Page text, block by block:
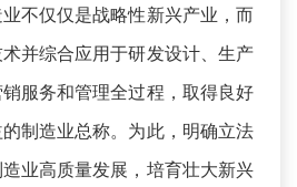
不仅仅是战略性新兴产业，而
并综合应用于研发设计、生产
服务和管理全过程，取得良好
制造业总称。为此，明确立法
业高质量发展，培育壮大新兴